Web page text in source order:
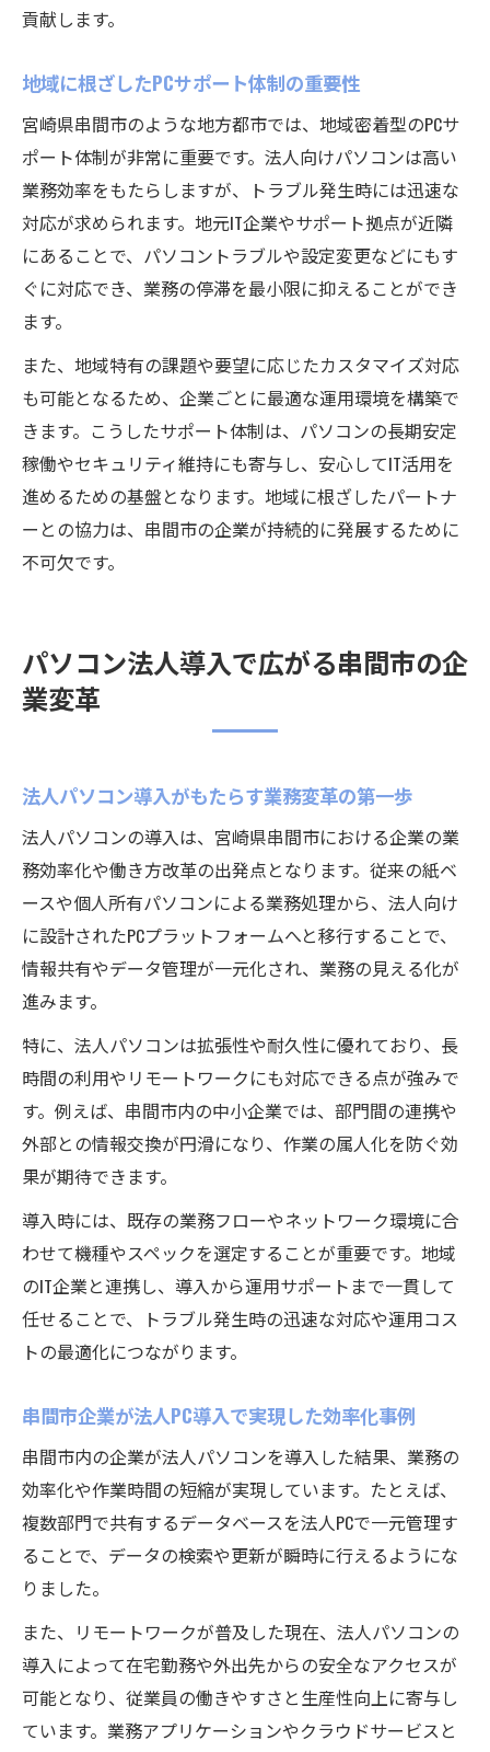
貢献します。
地域に根ざしたPCサポート体制の重要性
宮崎県串間市のような地方都市では、地域密着型のPCサ
ポート体制が非常に重要です。法人向けパソコンは高い
業務効率をもたらしますが、トラブル発生時には迅速な
対応が求められます。地元IT企業やサポート拠点が近隣
にあることで、パソコントラブルや設定変更などにもす
ぐに対応でき、業務の停滞を最小限に抑えることができ
ます。
また、地域特有の課題や要望に応じたカスタマイズ対応
も可能となるため、企業ごとに最適な運用環境を構築で
きます。こうしたサポート体制は、パソコンの長期安定
稼働やセキュリティ維持にも寄与し、安心してIT活用を
進めるための基盤となります。地域に根ざしたパートナ
ーとの協力は、串間市の企業が持続的に発展するために
不可欠です。
パソコン法人導入で広がる串間市の企
業変革
法人パソコン導入がもたらす業務変革の第一歩
法人パソコンの導入は、宮崎県串間市における企業の業
務効率化や働き方改革の出発点となります。従来の紙ベ
ースや個人所有パソコンによる業務処理から、法人向け
に設計されたPCプラットフォームへと移行することで、
情報共有やデータ管理が一元化され、業務の見える化が
進みます。
特に、法人パソコンは拡張性や耐久性に優れており、長
時間の利用やリモートワークにも対応できる点が強みで
す。例えば、串間市内の中小企業では、部門間の連携や
外部との情報交換が円滑になり、作業の属人化を防ぐ効
果が期待できます。
導入時には、既存の業務フローやネットワーク環境に合
わせて機種やスペックを選定することが重要です。地域
のIT企業と連携し、導入から運用サポートまで一貫して
任せることで、トラブル発生時の迅速な対応や運用コス
トの最適化につながります。
串間市企業が法人PC導入で実現した効率化事例
串間市内の企業が法人パソコンを導入した結果、業務の
効率化や作業時間の短縮が実現しています。たとえば、
複数部門で共有するデータベースを法人PCで一元管理す
ることで、データの検索や更新が瞬時に行えるようにな
りました。
また、リモートワークが普及した現在、法人パソコンの
導入によって在宅勤務や外出先からの安全なアクセスが
可能となり、従業員の働きやすさと生産性向上に寄与し
ています。業務アプリケーションやクラウドサービスと